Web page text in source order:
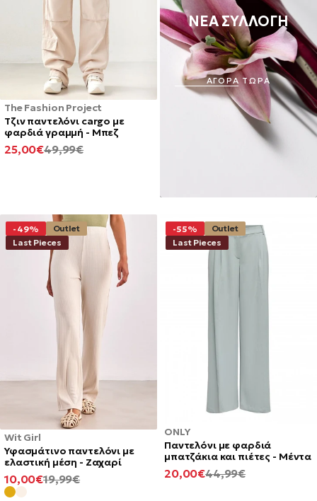
The Fashion Project
Τζιν παντελόνι cargo με
φαρδιά γραμμή - Μπεζ
ΚΑΝΟΝΙΚΉ
49,99€
ΕΛΆΧΙΣΤΗ
25,00€
ΝΕΑ ΣΥΛΛΟΓΗ
ΑΓΟΡΑ ΤΩΡΑ
Wit Girl
Υφασμάτινο παντελόνι με
ελαστική μέση - Ζαχαρί
-49%
Outlet
Last Pieces
ΚΑΝΟΝΙΚΉ
19,99€
ΕΛΆΧΙΣΤΗ
ΤΙΜΉ
10,00€
ONLY
Παντελόνι με φαρδιά
μπατζάκια και πιέτες - Μέντα
-55%
Outlet
Last Pieces
ΚΑΝΟΝΙΚΉ
44,99€
ΕΛΆΧΙΣΤΗ
20,00€